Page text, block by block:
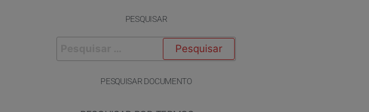
PESQUISAR
PESQUISAR DOCUMENTO